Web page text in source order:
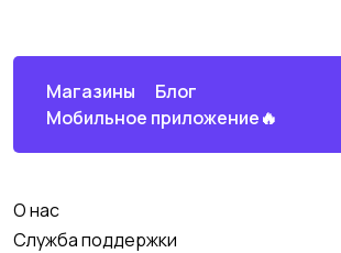
Магазины
Блог
Мобильное приложение🔥
О нас
Служба поддержки